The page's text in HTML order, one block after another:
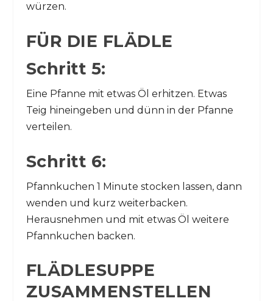
würzen.
FÜR DIE FLÄDLE
Schritt 5:
Eine Pfanne mit etwas Öl erhitzen. Etwas
Teig hineingeben und dünn in der Pfanne
verteilen.
Schritt 6:
Pfannkuchen 1 Minute stocken lassen, dann
wenden und kurz weiterbacken.
Herausnehmen und mit etwas Öl weitere
Pfannkuchen backen.
FLÄDLESUPPE
ZUSAMMENSTELLEN